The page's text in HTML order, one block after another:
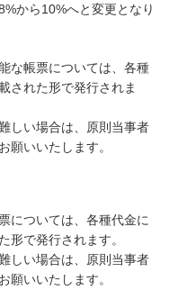
から10%へと変更となり
な帳票については、各種
された形で発行されま
しい場合は、原則当事者
願いいたします。
については、各種代金に
形で発行されます。
しい場合は、原則当事者
願いいたします。